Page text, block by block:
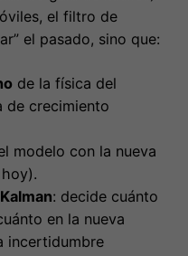
de crecimiento
: decide cuánto
en la nueva
incertidumbre
de la tendencia
separa el ruido de la